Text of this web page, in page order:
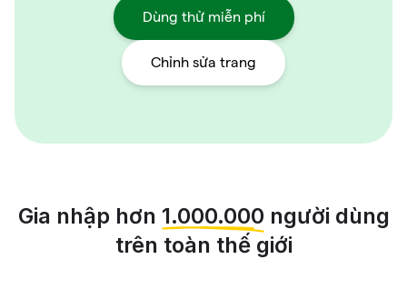
Dùng thử miễn phí
Chỉnh sửa trang
Gia nhập hơn 1.000.000 người dùng
trên toàn thế giới